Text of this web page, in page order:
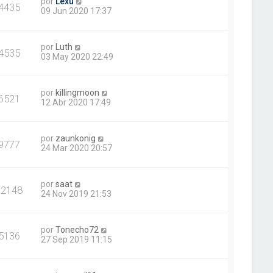
09 Jun 2020 17:37
porLuth
03 May 2020 22:49
porkillingmoon
12 Abr 2020 17:49
por zaunkonig
24 Mar 2020 20:57
porsaat
24 Nov 2019 21:53
5136 porTonecho72
27 Sep 2019 11:15